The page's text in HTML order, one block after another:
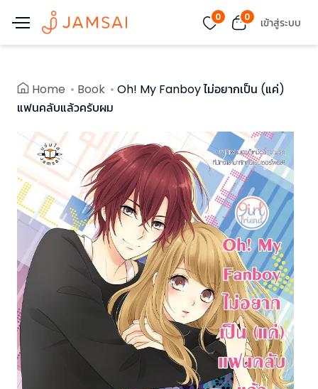
0 0 เข้าสู่ระบบ
Home Book
Oh! My Fanboy ไม่อยากเป็น (แค่)
แฟนคลับแล้วครับผม